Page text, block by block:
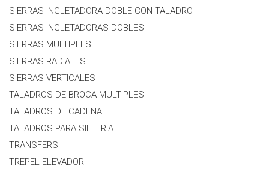
SIERRAS INGLETADORA DOBLE CON TALADRO
SIERRAS INGLETADORAS DOBLES
SIERRAS MULTIPLES
SIERRAS RADIALES
SIERRAS VERTICALES
TALADROS DE BROCA MULTIPLES
TALADROS DE CADENA
TALADROS PARA SILLERIA
TRANSFERS
TREPEL ELEVADOR